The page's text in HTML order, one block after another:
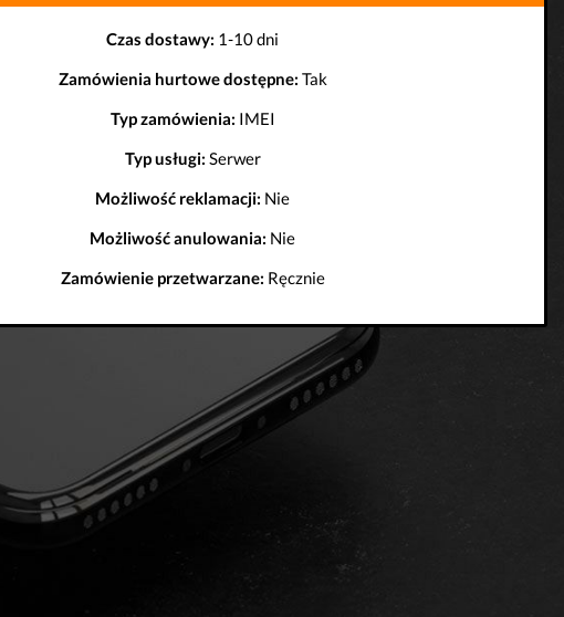
Czas dostawy: 1-10 dni
Zamówienia hurtowe dostępne: Tak
Typ zamówienia: IMEI
Typ usługi: Serwer
Możliwość reklamacji: Nie
Możliwość anulowania: Nie
Zamówienie przetwarzane: Ręcznie